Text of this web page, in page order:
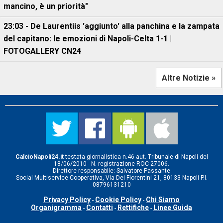
mancino, è un priorità"
23:03 - De Laurentiis 'aggiunto' alla panchina e la zampata
del capitano: le emozioni di Napoli-Celta 1-1 |
FOTOGALLERY CN24
Altre Notizie »
CalcioNapoli24.ittestata giornalistica n.46 aut. Tribunale di Napoli del
18/06/2010 - N. registrazione ROC-27006.
Direttore responsabile: Salvatore Passante
Social Multiservice Cooperativa, Via Dei Fiorentini 21, 80133 Napoli P.I.
08796131210
Privacy Policy - Cookie Policy - Chi Siamo
Organigramma - Contatti - Rettifiche - Linee Guida